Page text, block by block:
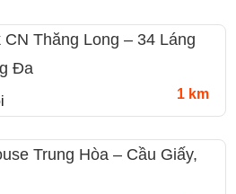
CN Thăng Long – 34 Láng
Đa
1 km
Trung Hòa – Cầu Giấy,